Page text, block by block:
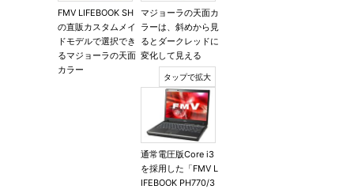
FMV LIFEBOOK SH
の直販カスタムメイ
ドモデルで選択でき
るマジョーラの天面
カラー
マジョーラの天面カ
ラーは、斜めから見
るとダークレッドに
変化して見える
通常電圧版Core i3
を採用した「FMV L
IFEBOOK PH770/3